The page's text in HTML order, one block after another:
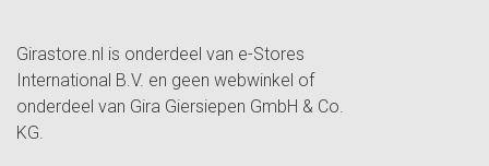
Girastore.nl is onderdeel van e-Stores
International B.V. en geen webwinkel of
onderdeel van Gira Giersiepen GmbH & Co.
KG.